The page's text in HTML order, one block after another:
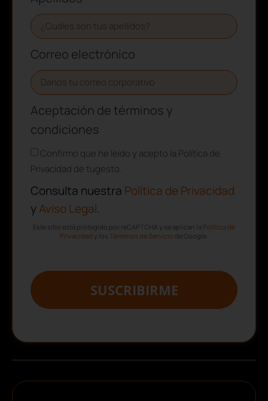
Correo electrónico
Aceptación de términos y
condiciones
Confirmo que he leído y acepto la Política de
Privacidad de tugesto.
Consulta nuestra Política de Privacidad
y Aviso Legal.
Este sitio está protegido por reCAPTCHA y se aplican la Política de
Privacidad y los Términos de Servicio de Google.
SUSCRIBIRME